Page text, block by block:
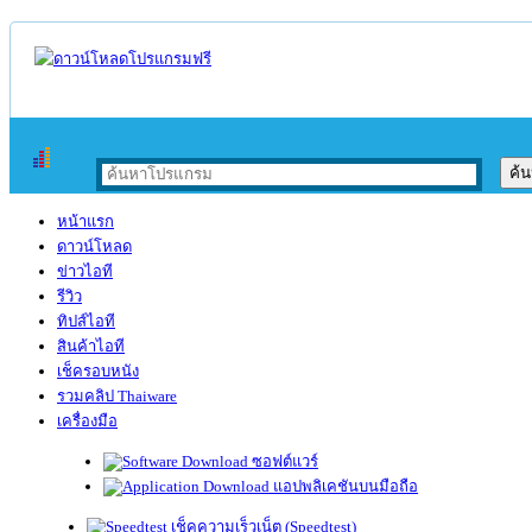
หน้าแรก
ดาวน์โหลด
ข่าวไอที
รีวิว
ทิปส์ไอที
สินค้าไอที
เช็ครอบหนัง
รวมคลิป Thaiware
เครื่องมือ
ซอฟต์แวร์
แอปพลิเคชันบนมือถือ
เช็คความเร็วเน็ต (Speedtest)